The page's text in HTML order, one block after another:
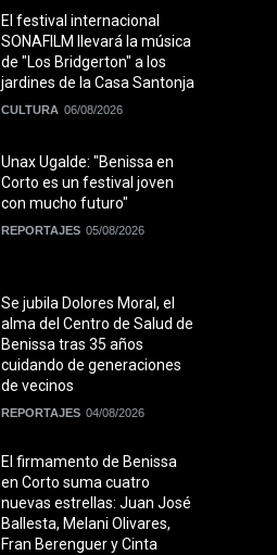
El festival internacional
SONAFILM llevará la música
de "Los Bridgerton" a los
jardines de la Casa Santonja
CULTURA 06/08/2026
Unax Ugalde: "Benissa en
Corto es un festival joven
con mucho futuro"
REPORTAJES 05/08/2026
Se jubila Dolores Moral, el
alma del Centro de Salud de
Benissa tras 35 años
cuidando de generaciones
de vecinos
REPORTAJES 04/08/2026
El firmamento de Benissa
en Corto suma cuatro
nuevas estrellas: Juan José
Ballesta, Melani Olivares,
Fran Berenguer y Cinta